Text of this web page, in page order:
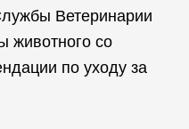
Ветеринарии
животного со
по уходу за